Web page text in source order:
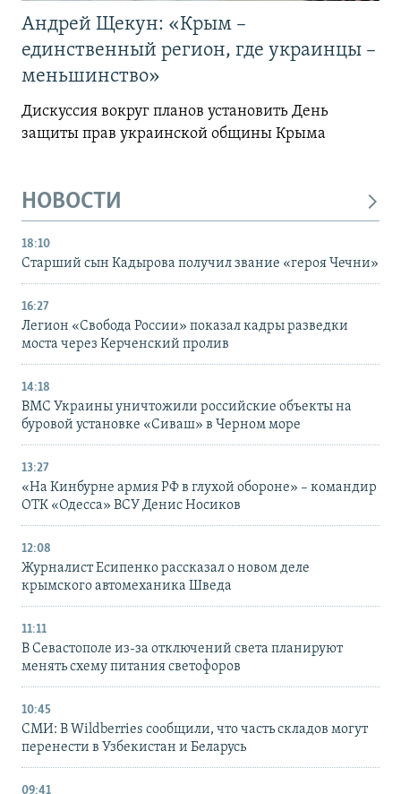
Андрей Щекун: «Крым –
единственный регион, где украинцы –
меньшинство»
Дискуссия вокруг планов установить День
защиты прав украинской общины Крыма
НОВОСТИ
18:10
Старший сын Кадырова получил звание «героя Чечни»
16:27
Легион «Свобода России» показал кадры разведки
моста через Керченский пролив
14:18
ВМС Украины уничтожили российские объекты на
буровой установке «Сиваш» в Черном море
13:27
«На Кинбурне армия РФ в глухой обороне» – командир
ОТК «Одесса» ВСУ Денис Носиков
12:08
Журналист Есипенко рассказал о новом деле
крымского автомеханика Шведа
11:11
В Севастополе из-за отключений света планируют
менять схему питания светофоров
10:45
СМИ: В Wildberries сообщили, что часть складов могут
перенести в Узбекистан и Беларусь
09:41